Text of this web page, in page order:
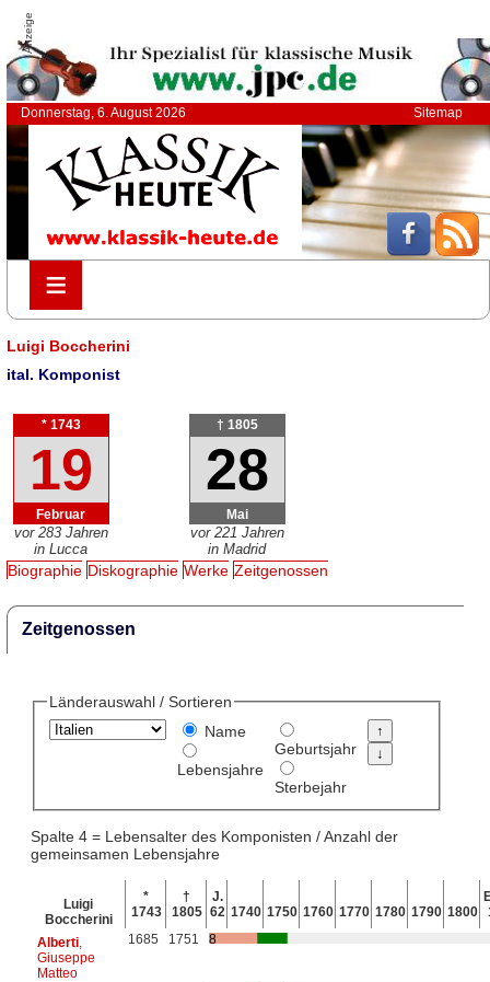
Anzeige
Donnerstag, 6. August 2026 Sitemap
≡
≡
Luigi Boccherini
ital. Komponist
* 1743
19
Februar
vor 283 Jahren
in Lucca
† 1805
28
Mai
vor 221 Jahren
in Madrid
Biographie Diskographie Werke Zeitgenossen
Zeitgenossen
Länderauswahl / Sortieren
Name
Lebensjahre
Geburtsjahr
Sterbejahr
Spalte 4 = Lebensalter des Komponisten / Anzahl der
gemeinsamen Lebensjahre
Luigi
Boccherini
*
1743
†
1805
J.
62 1740 1750 1760 1770 1780 1790 1800
Alberti,
Giuseppe
Matteo
1685 1751 8